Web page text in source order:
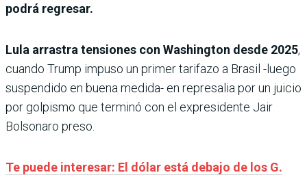
podrá regresar.
Lula arrastra tensiones con Washington desde 2025,
cuando Trump impuso un primer tarifazo a Brasil -luego
suspendido en buena medida- en represalia por un juicio
por golpismo que terminó con el expresidente Jair
Bolsonaro preso.
Te puede interesar: El dólar está debajo de los G.